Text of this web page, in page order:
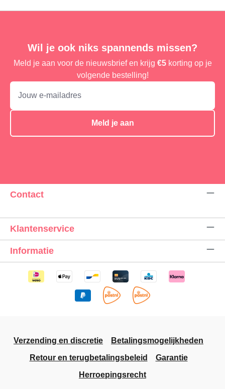
Wil je ook niks spannends missen?
Meld je aan voor de nieuwsbrief en krijg €5korting op je
volgende bestelling!
Meld je aan
Contact
Klantenservice
Informatie
Verzending en discretie
Betalingsmogelijkheden
Retour en terugbetalingsbeleid
Garantie
Herroepingsrecht